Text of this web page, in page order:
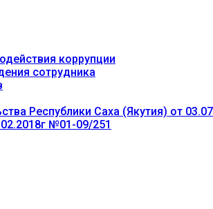
коррупции
сотрудника
Республики Саха (Якутия) от
№01-09/251